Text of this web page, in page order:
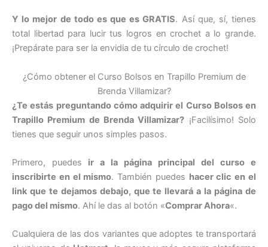
Y lo mejor de todo es que es GRATIS. Así que, sí, tienes
total libertad para lucir tus logros en crochet a lo grande.
¡Prepárate para ser la envidia de tu círculo de crochet!
¿Cómo obtener el Curso Bolsos en Trapillo Premium de
Brenda Villamizar?
¿Te estás preguntando cómo adquirir el Curso Bolsos en
Trapillo Premium de Brenda Villamizar? ¡Facilísimo! Solo
tienes que seguir unos simples pasos.
Primero, puedes ir a la página principal del curso e
inscribirte en el mismo. También puedes hacer clic en el
link que te dejamos debajo, que te llevará a la página de
pago del mismo. Ahí le das al botón «Comprar Ahora«.
Cualquiera de las dos variantes que adoptes te transportará